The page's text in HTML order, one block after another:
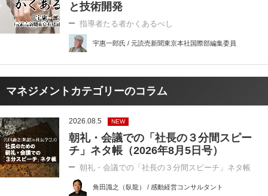
と技術開発
指導者たる者かくあるべし
宇惠一郎氏 / 元読売新聞東京本社国際部編集委員
マネジメントカテゴリーのコラム
2026.08.5 NEW
朝礼・会議での「社長の３分間スピー
チ」ネタ帳（2026年8月5日号）
朝礼・会議での「社長の３分間スピーチ」ネタ帳
角田識之（臥龍） / 感動経営コンサルタント